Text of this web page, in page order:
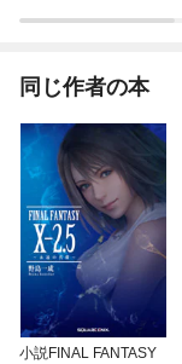
同じ作者の本
小説FINAL FANTASY